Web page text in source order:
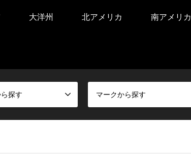
大洋州 北アメリカ 南アメリカ
探す マークから探す